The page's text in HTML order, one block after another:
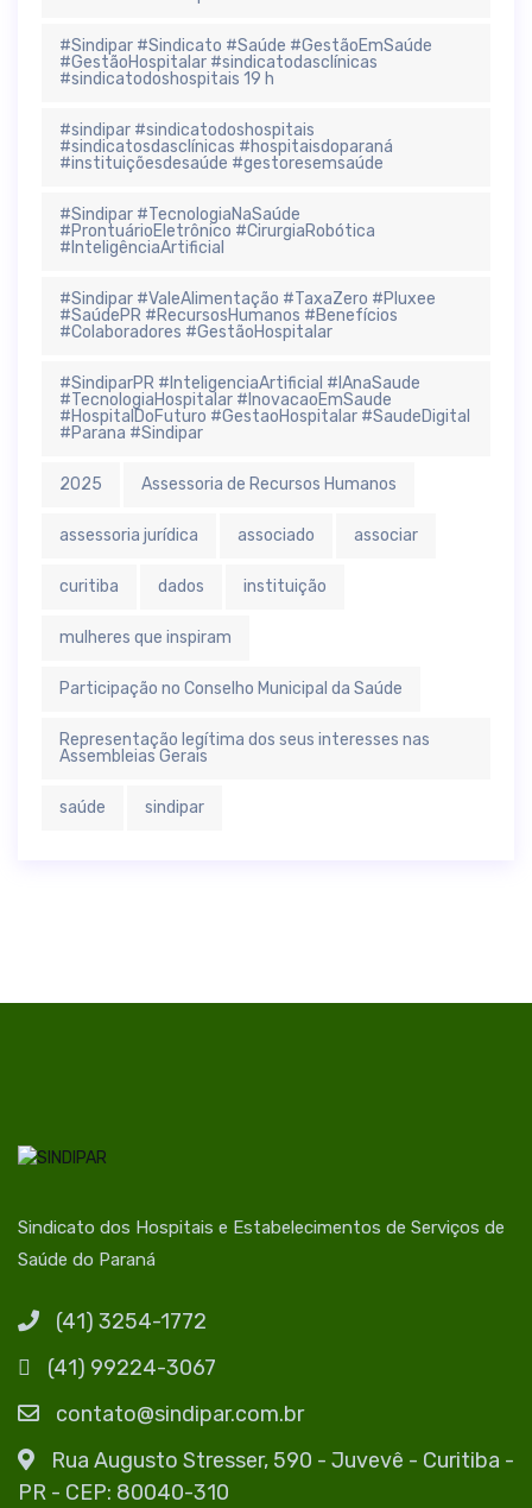
#Sindipar #Sindicato #Saúde #GestãoEmSaúde
#GestãoHospitalar #sindicatodasclínicas
#sindicatodoshospitais 19 h
#sindipar #sindicatodoshospitais
#sindicatosdasclínicas #hospitaisdoparaná
#instituiçõesdesaúde #gestoresemsaúde
#Sindipar #TecnologiaNaSaúde
#ProntuárioEletrônico #CirurgiaRobótica
#InteligênciaArtificial
#Sindipar #ValeAlimentação #TaxaZero #Pluxee
#SaúdePR #RecursosHumanos #Benefícios
#Colaboradores #GestãoHospitalar
#SindiparPR #InteligenciaArtificial #IAnaSaude
#TecnologiaHospitalar #InovacaoEmSaude
#HospitalDoFuturo #GestaoHospitalar #SaudeDigital
#Parana #Sindipar
2025 Assessoria de Recursos Humanos
assessoria jurídica associado associar
curitiba dados instituição
mulheres que inspiram
Participação no Conselho Municipal da Saúde
Representação legítima dos seus interesses nas
Assembleias Gerais
saúde sindipar
Sindicato dos Hospitais e Estabelecimentos de Serviços de
Saúde do Paraná
(41) 3254-1772
(41) 99224-3067
contato@sindipar.com.br
Rua Augusto Stresser, 590 - Juvevê - Curitiba -
PR - CEP: 80040-310